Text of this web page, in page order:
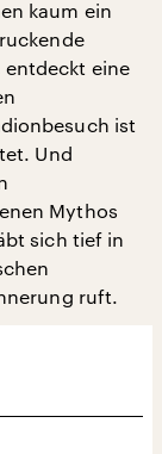
kaum ein
entdeckt eine
ist
Und
Mythos
sich tief in
ruft.